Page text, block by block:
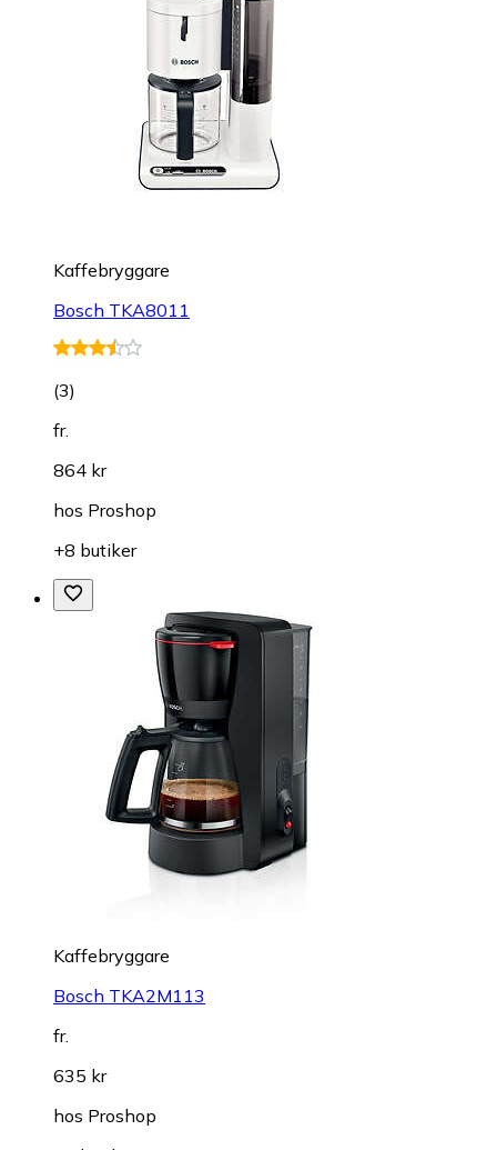
Kaffebryggare
Bosch TKA8011
(3)
fr.
864 kr
hos Proshop
+8 butiker
Kaffebryggare
Bosch TKA2M113
fr.
635 kr
hos Proshop